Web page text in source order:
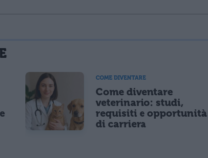
salvi i tuoi dati (nome, email) per il prossimo commento.
diretto con modalità automatizzate o tradizionali
COME DIVENTARE
Come diventare
veterinario: studi,
requisiti e opportunità
di carriera